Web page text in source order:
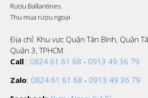
Rượu Ballantines
Thu mua rượu ngoại
Địa chỉ: Khu vực Quận Tân Bình, Quận
Quận 3, TPHCM.
Call : 0824 61 61 68 - 0913 49 36 79
Zalo: 0824 61 61 68 - 0913 49 36 79